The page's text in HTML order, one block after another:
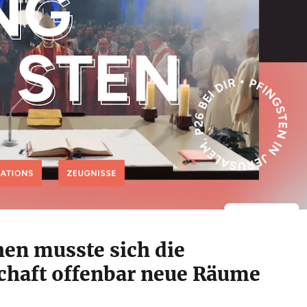
musste sich die
offenbar neue Räume